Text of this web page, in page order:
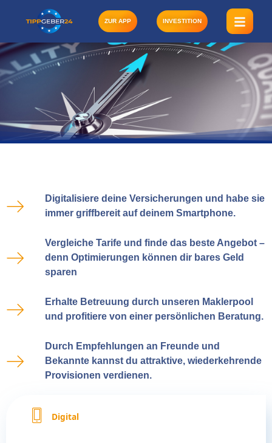
ZUR APP INVESTITION
Digitalisiere deine Versicherungen und habe sie
immer griffbereit auf deinem Smartphone.
Vergleiche Tarife und finde das beste Angebot –
denn Optimierungen können dir bares Geld
sparen
Erhalte Betreuung durch unseren Maklerpool
und profitiere von einer persönlichen Beratung.
Durch Empfehlungen an Freunde und
Bekannte kannst du attraktive, wiederkehrende
Provisionen verdienen.
Digital